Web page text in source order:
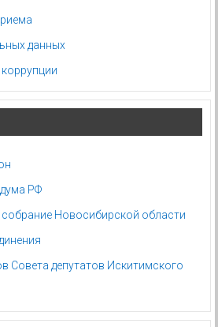
данных
РФ
Новосибирской области
Совета депутатов Искитимского